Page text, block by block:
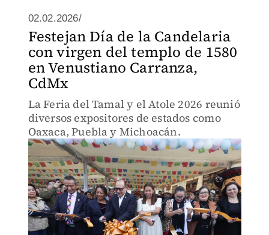
02.02.2026/
Festejan Día de la Candelaria
con virgen del templo de 1580
en Venustiano Carranza,
CdMx
La Feria del Tamal y el Atole 2026 reunió
diversos expositores de estados como
Oaxaca, Puebla y Michoacán.